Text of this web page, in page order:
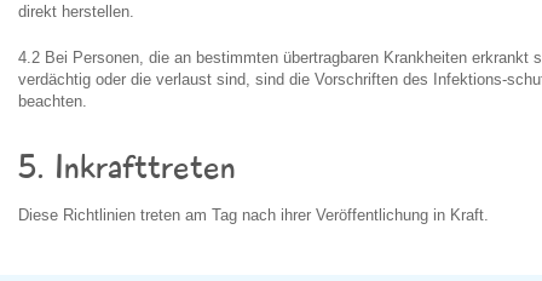
direkt herstellen.
4.2 Bei Personen, die an bestimmten übertragbaren Krankheiten erkrankt
verdächtig oder die verlaust sind, sind die Vorschriften des Infektions-
beachten.
5. Inkrafttreten
Diese Richtlinien treten am Tag nach ihrer Veröffentlichung in Kraft.